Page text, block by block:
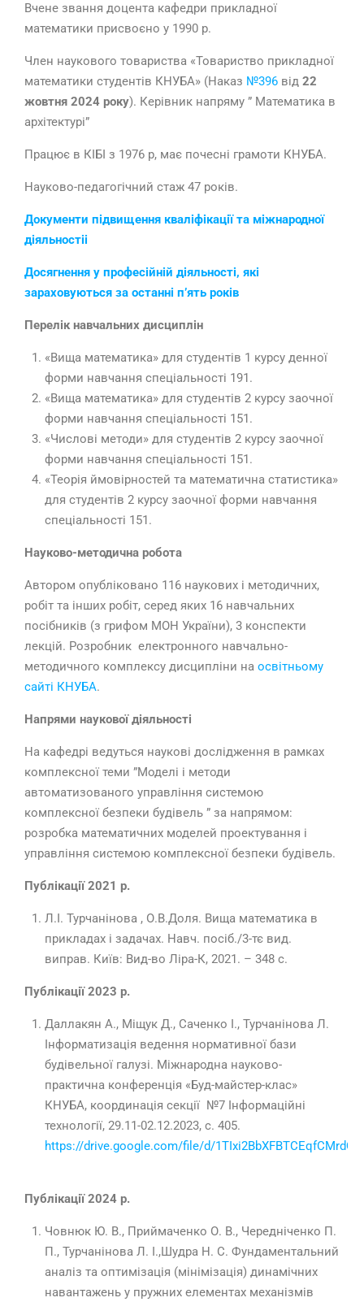
Вчене звання доцента кафедри прикладної
математики присвоєно у 1990 р.
Член наукового товариства «Товариство прикладної
математики студентів КНУБА» (Наказ №396 від 22
жовтня 2024 року). Керівник напряму ” Математика в
архітектурі”
Працює в КІБІ з 1976 р, має почесні грамоти КНУБА.
Науково-педагогічний стаж 47 років.
Документи підвищення кваліфікації та міжнародної
діяльностіі
Досягнення у професійній діяльності, які
зараховуються за останні п’ять років
Перелік навчальних дисциплін
«Вища математика» для студентів 1 курсу денної
форми навчання спеціальності 191.
«Вища математика» для студентів 2 курсу заочної
форми навчання спеціальності 151.
«Числові методи» для студентів 2 курсу заочної
форми навчання спеціальності 151.
«Теорія ймовірностей та математична статистика»
для студентів 2 курсу заочної форми навчання
спеціальності 151.
Науково-методична робота
Автором опубліковано 116 наукових і методичних,
робіт та інших робіт, серед яких 16 навчальних
посібників (з грифом МОН України), 3 конспекти
лекцій. Розробник електронного навчально-
методичного комплексу дисципліни на освітньому
сайті КНУБА.
Напрями наукової діяльності
На кафедрі ведуться наукові дослідження в рамках
комплексної теми ”Моделі і методи
автоматизованого управління системою
комплексної безпеки будівель ” за напрямом:
розробка математичних моделей проектування і
управління системою комплексної безпеки будівель.
Публікації 2021 р.
Л.І. Турчанінова , О.В.Доля. Вища математика в
прикладах і задачах. Навч. посіб./3-тє вид.
виправ. Київ: Вид-во Ліра-К, 2021. – 348 с.
Публікації 2023 р.
Даллакян А., Міщук Д., Саченко І., Турчанінова Л.
Інформатизація ведення нормативної бази
будівельної галузі. Міжнародна науково-
практична конференція «Буд-майстер-клас»
КНУБА, координація секції №7 Інформаційні
технології, 29.11-02.12.2023, с. 405.
https://drive.google.com/file/d/
Публікації 2024 р.
Човнюк Ю. В., Приймаченко О. В., Чередніченко П.
П., Турчанінова Л. І.,Шудра Н. С. Фундаментальний
аналіз та оптимізація (мінімізація) динамічних
навантажень у пружних елементах механізмів